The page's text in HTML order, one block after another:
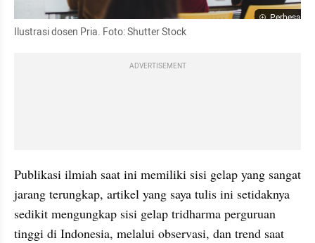
Perbesar
Ilustrasi dosen Pria. Foto: Shutter Stock
ADVERTISEMENT
Publikasi ilmiah saat ini memiliki sisi gelap yang sangat
jarang terungkap, artikel yang saya tulis ini setidaknya
sedikit mengungkap sisi gelap tridharma perguruan
tinggi di Indonesia, melalui observasi, dan trend saat